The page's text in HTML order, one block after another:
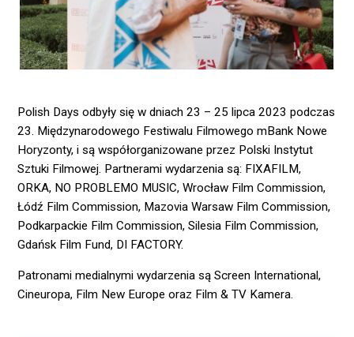
Polish Days odbyły się w dniach 23 – 25 lipca 2023 podczas
23. Międzynarodowego Festiwalu Filmowego mBank Nowe
Horyzonty, i są współorganizowane przez Polski Instytut
Sztuki Filmowej. Partnerami wydarzenia są: FIXAFILM,
ORKA, NO PROBLEMO MUSIC, Wrocław Film Commission,
Łódź Film Commission, Mazovia Warsaw Film Commission,
Podkarpackie Film Commission, Silesia Film Commission,
Gdańsk Film Fund, DI FACTORY.
Patronami medialnymi wydarzenia są Screen International,
Cineuropa, Film New Europe oraz Film & TV Kamera.